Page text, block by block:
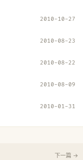
2010-10-27
2010-08-23
2010-08-22
2010-08-09
2010-01-31
下一篇 →